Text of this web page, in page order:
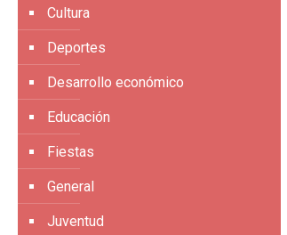
Cultura
Deportes
Desarrollo económico
Educación
Fiestas
General
Juventud